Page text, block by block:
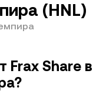
(HNL)
Frax Share в